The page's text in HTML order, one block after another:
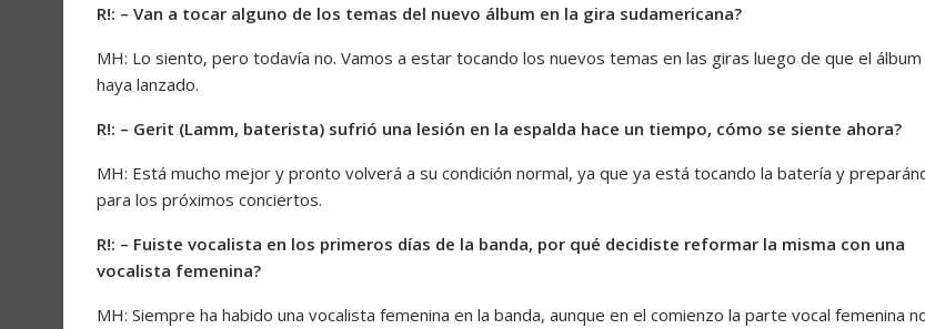
R!: – Van a tocar alguno de los temas del nuevo álbum en la gira sudamericana?
MH: Lo siento, pero todavía no. Vamos a estar tocando los nuevos temas en las giras luego de que el álbum
haya lanzado.
R!: – Gerit (Lamm, baterista) sufrió una lesión en la espalda hace un tiempo, cómo se siente ahora?
MH: Está mucho mejor y pronto volverá a su condición normal, ya que ya está tocando la batería y
para los próximos conciertos.
R!: – Fuiste vocalista en los primeros días de la banda, por qué decidiste reformar la misma con una
vocalista femenina?
MH: Siempre ha habido una vocalista femenina en la banda, aunque en el comienzo la parte vocal femenina